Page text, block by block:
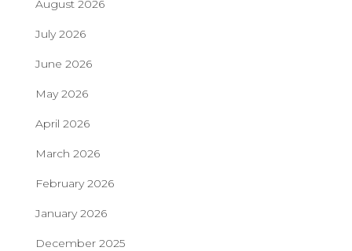
August 2026
July 2026
June 2026
May 2026
April 2026
March 2026
February 2026
January 2026
December 2025